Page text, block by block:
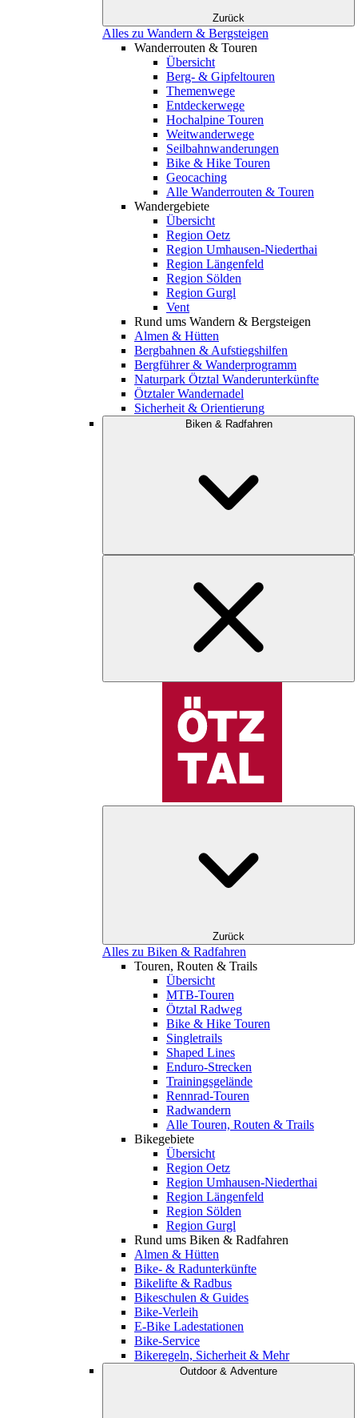
Zurück
Alles zu Wandern & Bergsteigen
Wanderrouten & Touren
Übersicht
Berg- & Gipfeltouren
Themenwege
Entdeckerwege
Hochalpine Touren
Weitwanderwege
Seilbahnwanderungen
Bike & Hike Touren
Geocaching
Alle Wanderrouten & Touren
Wandergebiete
Übersicht
Region Oetz
Region Umhausen-Niederthai
Region Längenfeld
Region Sölden
Region Gurgl
Vent
Rund ums Wandern & Bergsteigen
Almen & Hütten
Bergbahnen & Aufstiegshilfen
Bergführer & Wanderprogramm
Naturpark Ötztal Wanderunterkünfte
Ötztaler Wandernadel
Sicherheit & Orientierung
Biken & Radfahren
Zurück
Alles zu Biken & Radfahren
Touren, Routen & Trails
Übersicht
MTB-Touren
Ötztal Radweg
Bike & Hike Touren
Singletrails
Shaped Lines
Enduro-Strecken
Trainingsgelände
Rennrad-Touren
Radwandern
Alle Touren, Routen & Trails
Bikegebiete
Übersicht
Region Oetz
Region Umhausen-Niederthai
Region Längenfeld
Region Sölden
Region Gurgl
Rund ums Biken & Radfahren
Almen & Hütten
Bike- & Radunterkünfte
Bikelifte & Radbus
Bikeschulen & Guides
Bike-Verleih
E-Bike Ladestationen
Bike-Service
Bikeregeln, Sicherheit & Mehr
Outdoor & Adventure